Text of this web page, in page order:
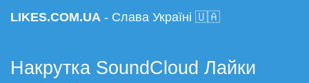
LIKES.COM.UA - Слава Україні 🇺🇦
Накрутка SoundCloud Лайки